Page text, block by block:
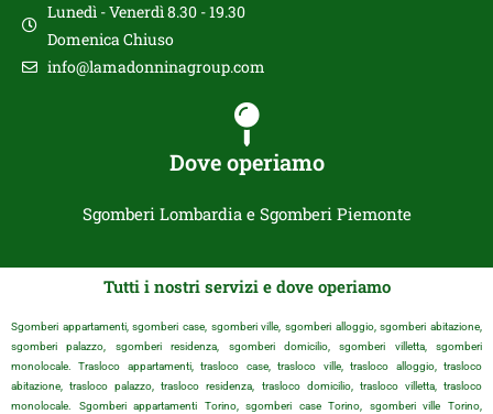
Lunedì - Venerdì 8.30 - 19.30
Domenica Chiuso
info@lamadonninagroup.com
Dove operiamo
Sgomberi Lombardia e Sgomberi Piemonte
Tutti i nostri servizi e dove operiamo
Sgomberi appartamenti, sgomberi case, sgomberi ville, sgomberi alloggio, sgomberi abitazione,
sgomberi palazzo, sgomberi residenza, sgomberi domicilio, sgomberi villetta, sgomberi
monolocale. Trasloco appartamenti, trasloco case, trasloco ville, trasloco alloggio, trasloco
abitazione, trasloco palazzo, trasloco residenza, trasloco domicilio, trasloco villetta, trasloco
monolocale. Sgomberi appartamenti Torino, sgomberi case Torino, sgomberi ville Torino,